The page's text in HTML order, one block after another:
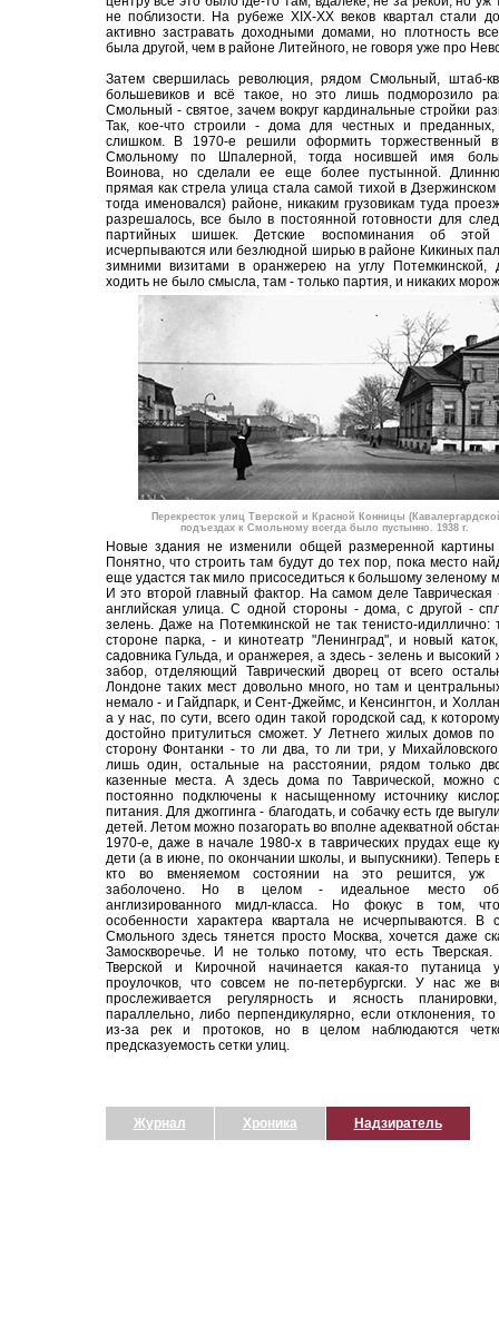
не поблизости. На рубеже XIX-XX веков квартал стали
активно застравать доходными домами, но плотность
была другой, чем в районе Литейного, не говоря уже про
Затем свершилась революция, рядом Смольный, штаб-
большевиков и всё такое, но это лишь подморозило
Смольный - святое, зачем вокруг кардинальные стройки
Так, кое-что строили - дома для честных и
слишком. В 1970-е решили оформить торжественный
Смольному по Шпалерной, тогда носившей имя
Воинова, но сделали ее еще более пустынной.
прямая как стрела улица стала самой тихой в Дзержинском
тогда именовался) районе, никаким грузовикам туда
разрешалось, все было в постоянной готовности для
партийных шишек. Детские воспоминания об этой
исчерпываются или безлюдной ширью в районе Кикиных
зимними визитами в оранжерею на углу Потемкинской,
ходить не было смысла, там - только партия, и никаких
Перекресток улиц Тверской и Красной Конницы
подъездах к Смольному всегда было пустынно. 1938 г.
Новые здания не изменили общей размеренной картины
Понятно, что строить там будут до тех пор, пока место
еще удастся так мило присоседиться к большому зеленому
И это второй главный фактор. На самом деле Таврическая
английская улица. С одной стороны - дома, с другой -
зелень. Даже на Потемкинской не так тенисто-идиллично:
стороне парка, - и кинотеатр "Ленинград", и новый
садовника Гульда, и оранжерея, а здесь - зелень и высокий
забор, отделяющий Таврический дворец от всего
Лондоне таких мест довольно много, но там и
немало - и Гайдпарк, и Сент-Джеймс, и Кенсингтон, и
а у нас, по сути, всего один такой городской сад, к
достойно притулиться сможет. У Летнего жилых домов по
сторону Фонтанки - то ли два, то ли три, у
лишь один, остальные на расстоянии, рядом только
казенные места. А здесь дома по Таврической, можно
постоянно подключены к насыщенному источнику
питания. Для джоггинга - благодать, и собачку есть где
детей. Летом можно позагорать во вполне адекватной
1970-е, даже в начале 1980-х в таврических прудах еще
дети (а в июне, по окончании школы, и выпускники). Теперь
кто во вменяемом состоянии на это решится, уж
заболочено. Но в целом - идеальное место
англизированного мидл-класса. Но фокус в том,
особенности характера квартала не исчерпываются. В
Смольного здесь тянется просто Москва, хочется даже
Замоскворечье. И не только потому, что есть
Тверской и Кирочной начинается какая-то путаница
проулочков, что совсем не по-петербургски. У нас же
прослеживается регулярность и ясность
параллельно, либо перпендикулярно, если отклонения, то
из-за рек и протоков, но в целом наблюдаются
предсказуемость сетки улиц.
Журнал Хроника Надзиратель